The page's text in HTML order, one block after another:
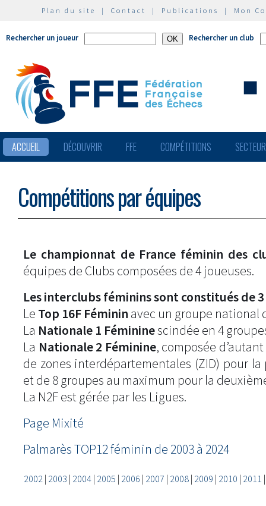
Plan du site | Contact | Publications | Mon
Rechercher un joueur Rechercher un club
ACCUEIL DÉCOUVRIR FFE COMPÉTITIONS
Compétitions par équipes
Le championnat de France féminin des
équipes de Clubs composées de 4 joueuses.
Les interclubs féminins sont constitués de
Le Top 16F Féminin avec un groupe national
La Nationale 1 Fémininescindée en 4
La Nationale 2 Féminine, composée
de zones interdépartementales (ZID) pour
et de 8 groupes au maximum pour la
La N2F est gérée par les Ligues.
Page Mixité
Palmarès TOP12 féminin de 2003 à 2024
2002| 2003 | 2004| 2005 | 2006 | 2007 | 2008| 2009 | 2010 | 2011